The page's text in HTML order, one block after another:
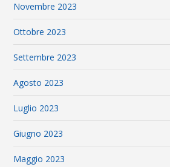
Novembre 2023
Ottobre 2023
Settembre 2023
Agosto 2023
Luglio 2023
Giugno 2023
Maggio 2023